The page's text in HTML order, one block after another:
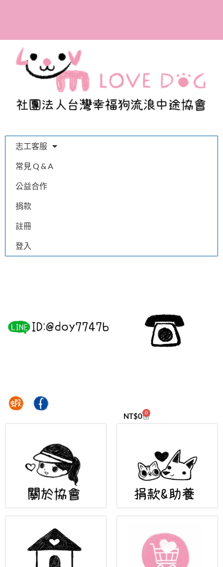
參與助養計畫，成為幸福
狗協會的愛媽愛爸！
志工客服
常見 Q & A
公益合作
捐款
註冊
登入
NT$0 0